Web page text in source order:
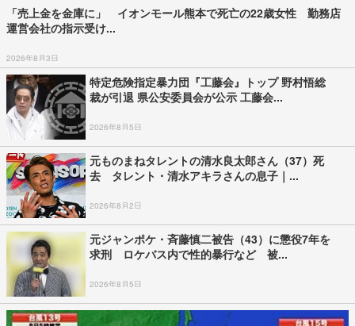
「売上金を金庫に」 イオンモール熊本で死亡の22歳女性 勤務店
運営会社の指示受け...
2026年8月3日
特定危険指定暴力団『工藤会』トップ 野村悟総
裁が引退 県公安委員会が公示 工藤会...
2026年8月5日
元ものまねタレントの清水良太郎さん（37）死
去 タレント・清水アキラさんの息子｜...
2026年8月2日
元ジャンポケ・斉藤慎二被告（43）に懲役7年を
求刑 ロケバス内で性的暴行など 被...
2026年8月5日